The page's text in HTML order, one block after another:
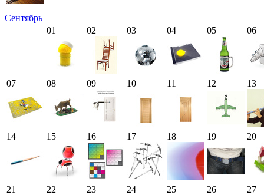
Сентябрь
01
02 03 04 05 06
07 08 09 10 11 12 13
14 15 16 17 18 19 20
21 22 23 24 25 26 27